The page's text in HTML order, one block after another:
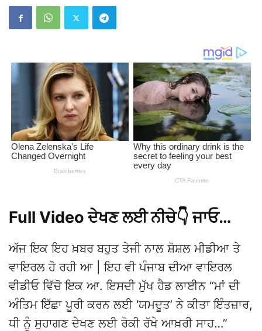
Full Video ਦੇਖਣ ਲਈ ਨੀਚੇ👇 ਜਾਓ…
ਅੱਜ ਇਕ ਇਹ ਖ਼ਬਰ ਬਹੁਤ ਤੇਜੀ ਨਾਲ ਸ਼ੋਸ਼ਲ ਮੀਡੀਆ ਤੇ
ਵਾਇਰਲ ਹੋ ਰਹੀ ਆ | ਇਹ ਵੀ ਪੰਜਾਬ ਦੀਆ ਵਾਇਰਲ
ਵੀਡੀਓ ਵਿੱਚੋ ਇਕ ਆ. ਇਸਦੀ ਮੁੱਖ ਹੈਡ ਲਾਈਨ “ਮਾਂ ਦੀ
ਅੰਤਿਮ ਇੱਛਾ ਪੂਰੀ ਕਰਨ ਲਈ ‘ਯਮਦੂਤ’ ਨੇ ਕੀਤਾ ਇੰਤਜ਼ਾਰ,
ਧੀ ਨੂੰ ਸੁਹਾਗਣ ਦੇਖਣ ਲਈ ਰੋਕੀ ਰੱਖੇ ਆਖ਼ਰੀ ਸਾਹ…”